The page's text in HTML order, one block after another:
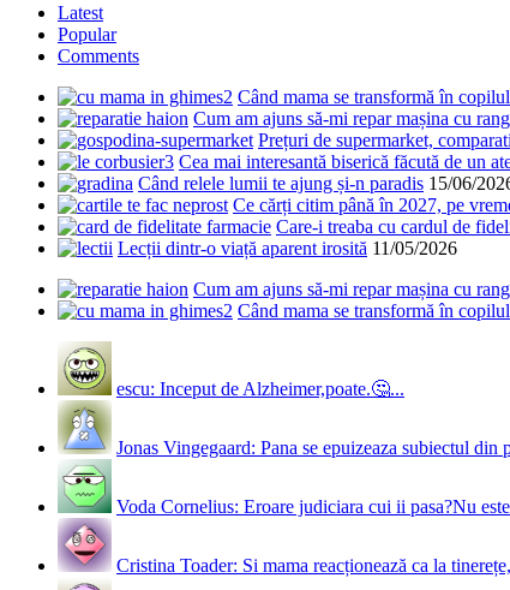
Latest
Popular
Comments
Când mama se transformă în
Cum am ajuns să-mi repar mașina cu
Prețuri de supermarket,
Cea mai interesantă biserică făcută de un
Când relele lumii te ajung și-n paradis 15/06/
Ce cărți citim până în 2027, pe
Care-i treaba cu cardul de
Lecții dintr-o viață aparent irosită 11/05/2026
Cum am ajuns să-mi repar mașina cu
Când mama se transformă în
escu: Inceput de Alzheimer,poate.🤔...
Jonas Vingegaard: Pana se epuizeaza subiectul din
Voda Cornelius: Eroare judiciara cui ii pasa?Nu
Cristina Toader: Si mama reacționează ca la